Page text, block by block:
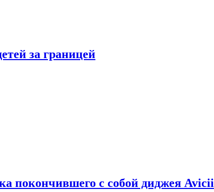
за границей
покончившего с собой диджея Avicii